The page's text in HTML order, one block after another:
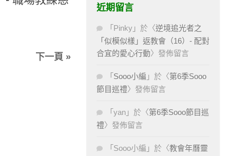
下一頁 »
近期留言
「 Pinky 」於〈逆境追光者之
「似模似樣」返教會（16）- 配對
合宜的愛心行動〉發佈留言
「 Sooo小編 」於〈第6季Sooo
節目巡禮〉發佈留言
「 yan 」於〈第6季Sooo節目巡
禮〉發佈留言
「 Sooo小編 」於〈教會年曆靈